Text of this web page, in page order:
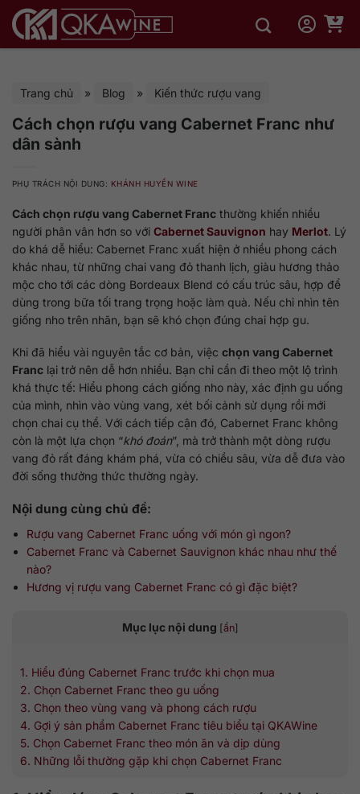
qua
Trang chủ » Blog » Kiến thức rượu vang
Cách chọn rượu vang Cabernet Franc như
dân sành
PHỤ TRÁCH NỘI DUNG: KHÁNH HUYỀN WINE
Cách chọn rượu vang Cabernet Franc thường khiến nhiều
người phân vân hơn so với Cabernet Sauvignon hay Merlot. Lý
do khá dễ hiểu: Cabernet Franc xuất hiện ở nhiều phong cách
khác nhau, từ những chai vang đỏ thanh lịch, giàu hương thảo
mộc cho tới các dòng Bordeaux Blend có cấu trúc sâu, hợp để
dùng trong bữa tối trang trọng hoặc làm quà. Nếu chỉ nhìn tên
giống nho trên nhãn, bạn sẽ khó chọn đúng chai hợp gu.
Khi đã hiểu vài nguyên tắc cơ bản, việc chọn vang Cabernet
Franc lại trở nên dễ hơn nhiều. Bạn chỉ cần đi theo một lộ trình
khá thực tế: Hiểu phong cách giống nho này, xác định gu uống
của mình, nhìn vào vùng vang, xét bối cảnh sử dụng rồi mới
chọn chai cụ thể. Với cách tiếp cận đó, Cabernet Franc không
còn là một lựa chọn “khó đoán”, mà trở thành một dòng rượu
vang đỏ rất đáng khám phá, vừa có chiều sâu, vừa dễ đưa vào
đời sống thưởng thức thường ngày.
Nội dung cùng chủ đề:
Rượu vang Cabernet Franc uống với món gì ngon?
Cabernet Franc và Cabernet Sauvignon khác nhau như thế
nào?
Hương vị rượu vang Cabernet Franc có gì đặc biệt?
Mục lục nội dung [ẩn]
1. Hiểu đúng Cabernet Franc trước khi chọn mua
2. Chọn Cabernet Franc theo gu uống
3. Chọn theo vùng vang và phong cách rượu
4. Gợi ý sản phẩm Cabernet Franc tiêu biểu tại QKAWine
5. Chọn Cabernet Franc theo món ăn và dịp dùng
6. Những lỗi thường gặp khi chọn Cabernet Franc